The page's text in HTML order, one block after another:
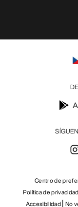
Centro de
Política de privacidad
Accesibilidad No